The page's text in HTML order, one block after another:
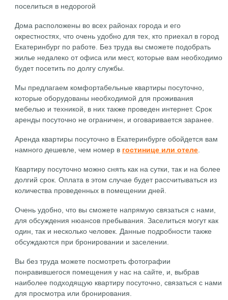
поселиться в недорогой
Дома расположены во всех районах города и его
окрестностях, что очень удобно для тех, кто приехал в город
Екатеринбург по работе. Без труда вы сможете подобрать
жилье недалеко от офиса или мест, которые вам необходимо
будет посетить по долгу службы.
Мы предлагаем комфортабельные квартиры посуточно,
которые оборудованы необходимой для проживания
мебелью и техникой, в них также проведен интернет. Срок
аренды посуточно не ограничен, и оговаривается заранее.
Аренда квартиры посуточно в Екатеринбурге обойдется вам
намного дешевле, чем номер в гостинице или отеле
Квартиру посуточно можно снять как на сутки, так и на более
долгий срок. Оплата в этом случае будет рассчитываться из
количества проведенных в помещении дней.
Очень удобно, что вы сможете напрямую связаться с нами,
для обсуждения нюансов пребывания. Заселиться могут как
один, так и несколько человек. Данные подробности также
обсуждаются при бронировании и заселении.
Вы без труда можете посмотреть фотографии
понравившегося помещения у нас на сайте, и, выбрав
наиболее подходящую квартиру посуточно, связаться с нами
для просмотра или бронирования.